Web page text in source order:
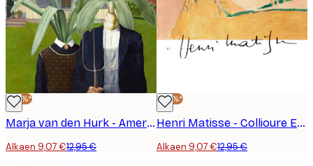
-30%*
Marja van den Hurk - American Gothic Botanical Juliste
Alkaen 9,07 €12,95 €
-30%*
Henri Matisse - Collioure En Aout Juliste
Alkaen 9,07 €12,95 €